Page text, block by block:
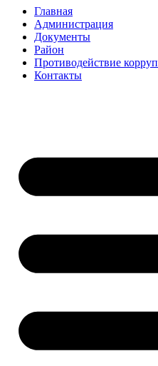
Главная
Администрация
Документы
Район
Противодействие
Контакты